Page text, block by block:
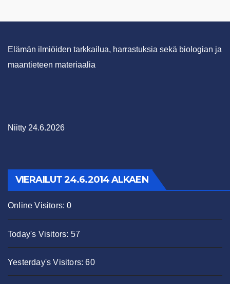
Elämän ilmiöiden tarkkailua, harrastuksia sekä biologian ja
maantieteen materiaalia
Niitty 24.6.2026
VIERAILUT 24.6.2014 ALKAEN
Online Visitors:0
Today's Visitors: 57
Yesterday's Visitors:60